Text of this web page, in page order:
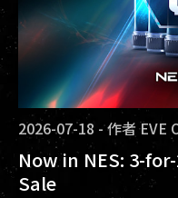
2026-07-18 -作者EVE
Now in NES: 3-
Sale